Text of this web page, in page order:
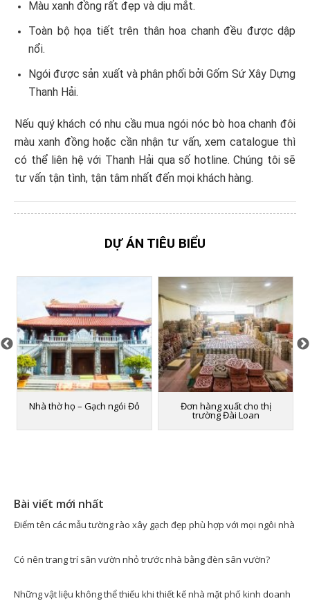
Màu xanh đồng rất đẹp và dịu mắt.
Toàn bộ họa tiết trên thân hoa chanh đều được dập
nổi.
Ngói được sản xuất và phân phối bởi Gốm Sứ Xây Dựng
Thanh Hải.
Nếu quý khách có nhu cầu mua ngói nóc bò hoa chanh đôi
màu xanh đồng hoặc cần nhận tư vấn, xem catalogue thì
có thể liên hệ với Thanh Hải qua số hotline. Chúng tôi sẽ
tư vấn tận tình, tận tâm nhất đến mọi khách hàng.
DỰ ÁN TIÊU BIỂU
Nhà thờ họ – Gạch ngói Đỏ Đơn hàng xuất cho thị
trường Đài Loan
Bài viết mới nhất
Điểm tên các mẫu tường rào xây gạch đẹp phù hợp với mọi ngôi nhà
Có nên trang trí sân vườn nhỏ trước nhà bằng đèn sân vườn?
Những vật liệu không thể thiếu khi thiết kế nhà mặt phố kinh doanh